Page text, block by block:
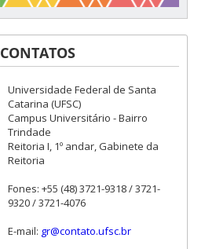
CONTATOS
Universidade Federal de Santa
Catarina (UFSC)
Campus Universitário - Bairro
Trindade
Reitoria I, 1º andar, Gabinete da
Reitoria
Fones: +55 (48) 3721-9318 / 3721-
9320 / 3721-4076
E-mail: gr@contato.ufsc.br